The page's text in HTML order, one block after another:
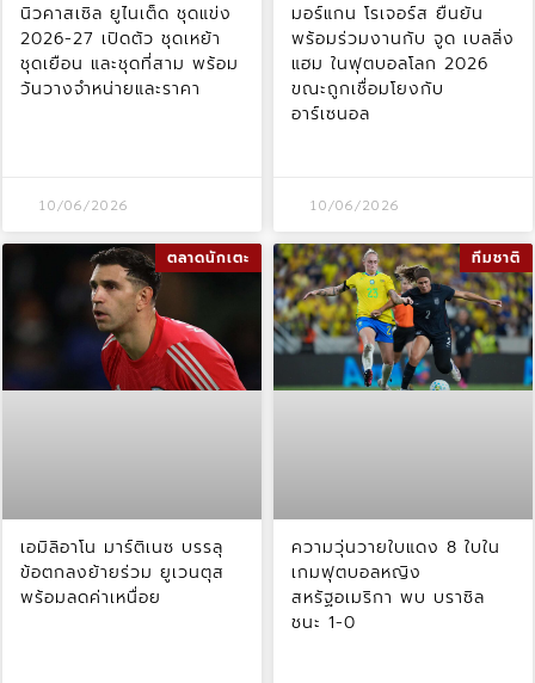
นิวคาสเซิล ยูไนเต็ด ชุดแข่ง
2026-27 เปิดตัว ชุดเหย้า
ชุดเยือน และชุดที่สาม พร้อม
วันวางจำหน่ายและราคา
10/06/2026
มอร์แกน โรเจอร์ส ยืนยัน
พร้อมร่วมงานกับ จูด เบลลิ่ง
แฮม ในฟุตบอลโลก 2026
ขณะถูกเชื่อมโยงกับ
อาร์เซนอล
10/06/2026
ตลาดนักเตะ
เอมิลิอาโน มาร์ติเนซ บรรลุ
ข้อตกลงย้ายร่วม ยูเวนตุส
พร้อมลดค่าเหนื่อย
ทีมชาติ
ความวุ่นวายใบแดง 8 ใบใน
เกมฟุตบอลหญิง
สหรัฐอเมริกา พบ บราซิล
ชนะ 1-0